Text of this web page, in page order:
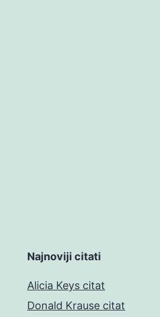
Najnoviji citati
Alicia Keys citat
Donald Krause citat